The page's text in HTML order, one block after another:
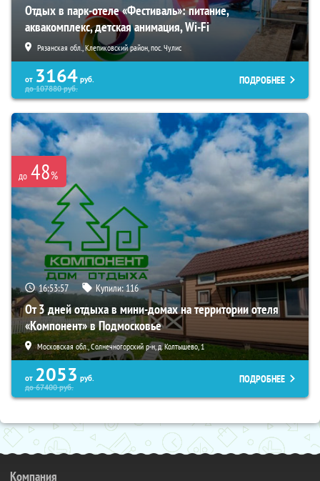
Отдых в парк-отеле «Фестиваль»: питание,
аквакомплекс, детская анимация, Wi-Fi
Рязанская обл., Клепиковский район, пос. Чулис
от 3164 руб.
до107880руб.
ПОДРОБНЕЕ
до 48%
16:53:56 Купили: 116
От 3 дней отдыха в мини-домах на территории отеля
«Компонент» в Подмосковье
Московская обл., Солнечногорский р-н, д. Колтышево, 1
от 2053 руб.
до67400руб.
ПОДРОБНЕЕ
Компания